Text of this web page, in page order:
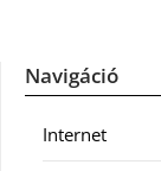
Navigáció
Internet